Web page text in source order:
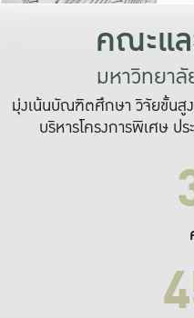
คณะแ
มหาวิทยา
มุ่งเน้นบัณฑิตศึกษา วิจัยขั้นสู
บริหารโครงการพิเศษ ป